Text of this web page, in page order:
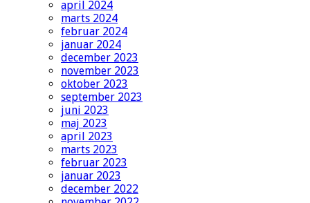
april 2024
marts 2024
februar 2024
januar 2024
december 2023
november 2023
oktober 2023
september 2023
juni 2023
maj 2023
april 2023
marts 2023
februar 2023
januar 2023
december 2022